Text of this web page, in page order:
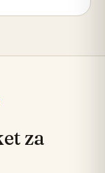
za